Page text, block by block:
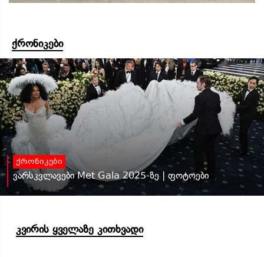
ქრონიკები
ქრონიკები
ვარსკვლავები Met Gala 2025-ზე | ფოტოები
კვირის ყველაზე კითხვადი